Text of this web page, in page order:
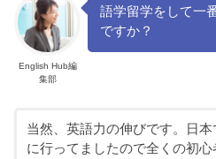
English Hub編
集部
語学留学をして一
ですか？
当然、英語力の伸びです。日
に行ってましたので全くの初心